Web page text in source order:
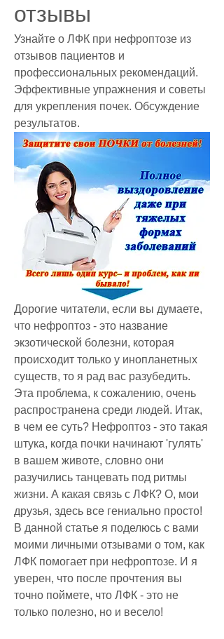
отзывы
Узнайте о ЛФК при нефроптозе из
отзывов пациентов и
профессиональных рекомендаций.
Эффективные упражнения и советы
для укрепления почек. Обсуждение
результатов.
Дорогие читатели, если вы думаете,
что нефроптоз - это название
экзотической болезни, которая
происходит только у инопланетных
существ, то я рад вас разубедить.
Эта проблема, к сожалению, очень
распространена среди людей. Итак,
в чем ее суть? Нефроптоз - это такая
штука, когда почки начинают 'гулять'
в вашем животе, словно они
разучились танцевать под ритмы
жизни. А какая связь с ЛФК? О, мои
друзья, здесь все гениально просто!
В данной статье я поделюсь с вами
моими личными отзывами о том, как
ЛФК помогает при нефроптозе. И я
уверен, что после прочтения вы
точно поймете, что ЛФК - это не
только полезно, но и весело!